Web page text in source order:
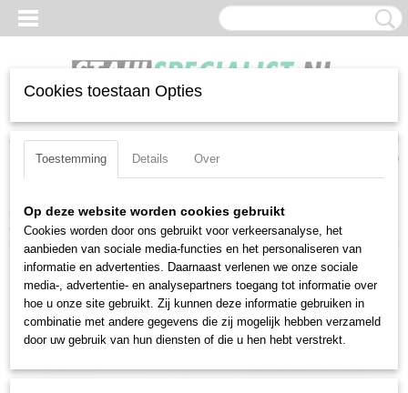
Inloggen Registreren
(0)
Home >Impactdoppen>Bits >Verbindingshulpstukken
4035 (32210001)
Cookies toestaan Opties
Toestemming Details Over
Op deze website worden cookies gebruikt
Cookies worden door ons gebruikt voor verkeersanalyse, het
aanbieden van sociale media-functies en het personaliseren van
informatie en advertenties. Daarnaast verlenen we onze sociale
media-, advertentie- en analysepartners toegang tot informatie over
hoe u onze site gebruikt. Zij kunnen deze informatie gebruiken in
combinatie met andere gegevens die zij mogelijk hebben verzameld
door uw gebruik van hun diensten of die u hen hebt verstrekt.